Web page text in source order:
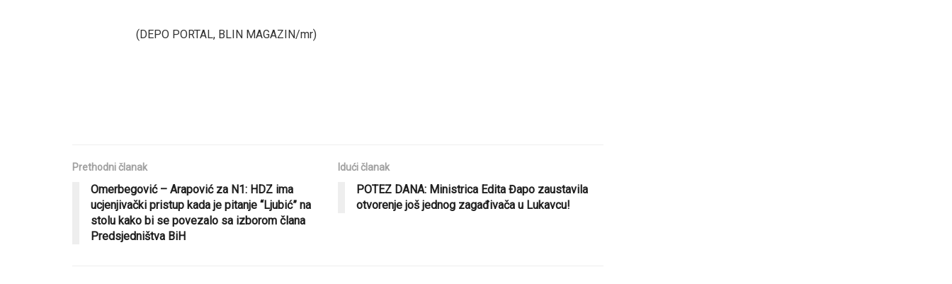
(DEPO PORTAL, BLIN MAGAZIN/mr)
Prethodni članak
Omerbegović – Arapović za N1: HDZ ima
ucjenjivački pristup kada je pitanje “Ljubić” na
stolu kako bi se povezalo sa izborom člana
Predsjedništva BiH
Idući članak
POTEZ DANA: Ministrica Edita Đapo zaustavila
otvorenje još jednog zagađivača u Lukavcu!